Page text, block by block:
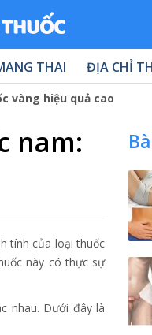
THAI ĐỊA CHỈ
vàng hiệu quả cao
nam:
tính của loại thuốc
này có thực sự
nhau. Dưới đây là